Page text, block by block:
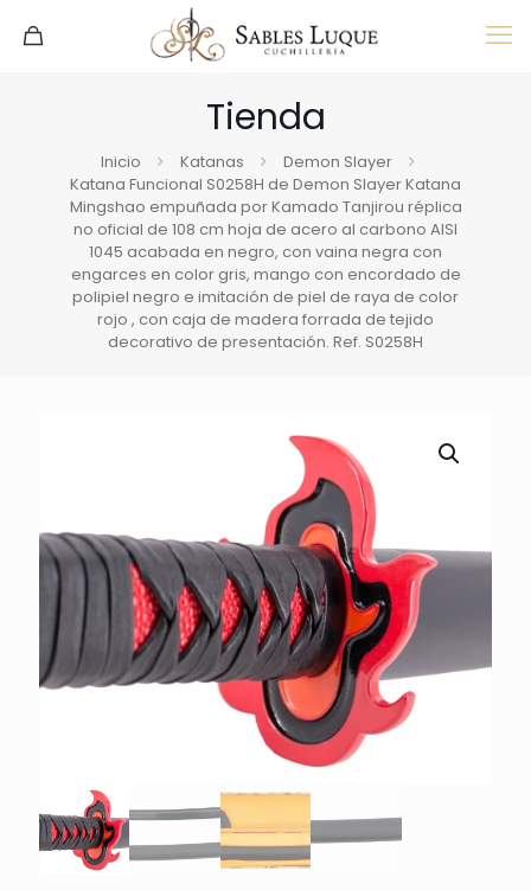
Tienda
Inicio Katanas
Demon Slayer
Katana Funcional S0258H de Demon Slayer Katana
Mingshao empuñada por Kamado Tanjirou réplica
no oficial de 108 cm hoja de acero al carbono AISI
1045 acabada en negro, con vaina negra con
engarces en color gris, mango con encordado de
polipiel negro e imitación de piel de raya de color
rojo , con caja de madera forrada de tejido
decorativo de presentación. Ref. S0258H